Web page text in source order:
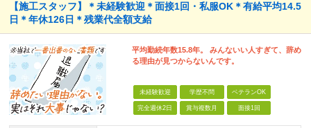
【施工スタッフ】＊未経験歓迎＊面接1回・私服OK＊有給平均14.5
日＊年休126日＊残業代全額支給
平均勤続年数15.8年。 みんないい人すぎて、辞め
る理由が見つからないんです。
未経験歓迎 学歴不問 ベテランOK
完全週休2日 賞与複数月 面接1回